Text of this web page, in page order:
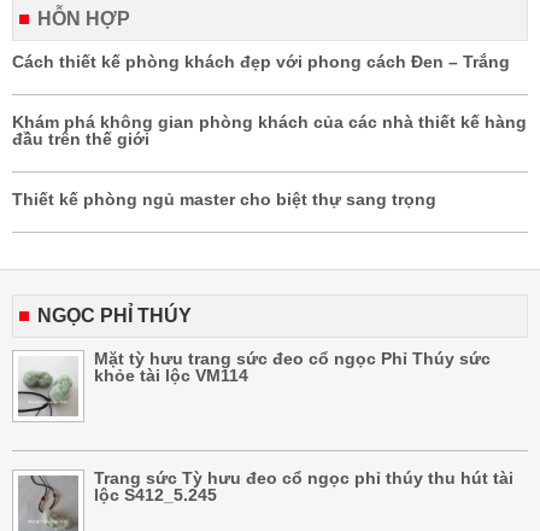
HỖN HỢP
Cách thiết kế phòng khách đẹp với phong cách Đen – Trắng
Khám phá không gian phòng khách của các nhà thiết kế hàng
đầu trên thế giới
Thiết kế phòng ngủ master cho biệt thự sang trọng
NGỌC PHỈ THÚY
Mặt tỳ hưu trang sức đeo cổ ngọc Phỉ Thúy sức
khỏe tài lộc VM114
Trang sức Tỳ hưu đeo cổ ngọc phỉ thúy thu hút tài
lộc S412_5.245